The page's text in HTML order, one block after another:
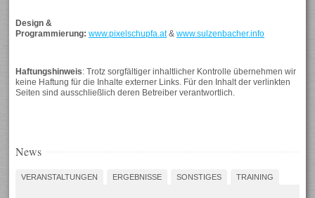
Design &
Programmierung: www.pixelschupfa.at&www.sulzenbacher.info
Haftungshinweis: Trotz sorgfältiger inhaltlicher Kontrolle übernehmen wir
keine Haftung für die Inhalte externer Links. Für den Inhalt der verlinkten
Seiten sind ausschließlich deren Betreiber verantwortlich.
News
VERANSTALTUNGEN ERGEBNISSE SONSTIGES TRAINING